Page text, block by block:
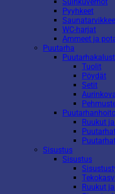
Pyyhkeet
WC-harjat
Ammeet ja
Puutarha
Tuolit
Pöydät
Setit
Ruukut
Sisustus
Sisustus
Ruukut